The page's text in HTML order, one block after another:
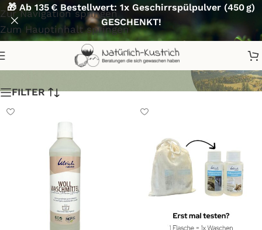
Zur Navigation springen
Zum Hauptinhalt springen
🎁 Ab 135 € Bestellwert: 1x Geschirrspülpulver (450 g)
GESCHENKT!
wolle
FILTER